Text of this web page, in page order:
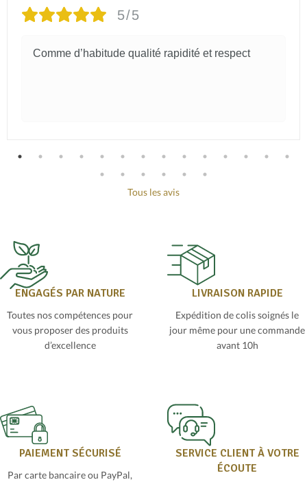
5/5
Comme d’habitude qualité rapidité et respect
Tous les avis
ENGAGÉS PAR NATURE
Toutes nos compétences pour
vous proposer des produits
d’excellence
LIVRAISON RAPIDE
Expédition de colis soignés le
jour même pour une commande
avant 10h
PAIEMENT SÉCURISÉ
Par carte bancaire ou PayPal,
SERVICE CLIENT À VOTRE
ÉCOUTE